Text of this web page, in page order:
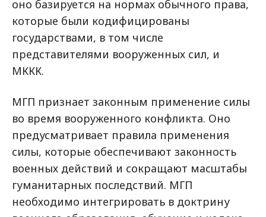
оно базируется на нормах обычного права,
которые были кодифицированы
государствами, в том числе
представителями вооруженных сил, и
МККК.
МГП признает законным применение силы
во время вооруженного конфликта. Оно
предусматривает правила применения
силы, которые обеспечивают законность
военных действий и сокращают масштабы
гуманитарных последствий. МГП
необходимо интегрировать в доктрину